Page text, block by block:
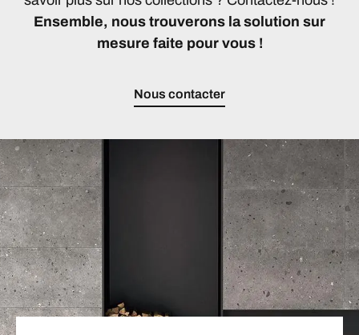
Ensemble, nous trouverons la solution sur
mesure faite pour vous !
Nous contacter